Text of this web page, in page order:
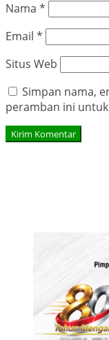
Nama *
Email *
Situs Web
Simpan nama,
peramban ini